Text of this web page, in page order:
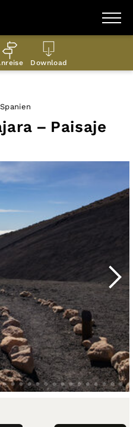
Download
– Paisaje
Spanien